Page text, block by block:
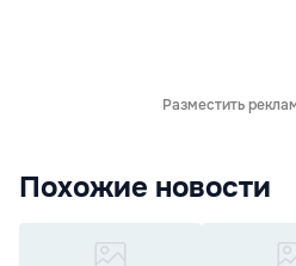
Разместить
Похожие новости